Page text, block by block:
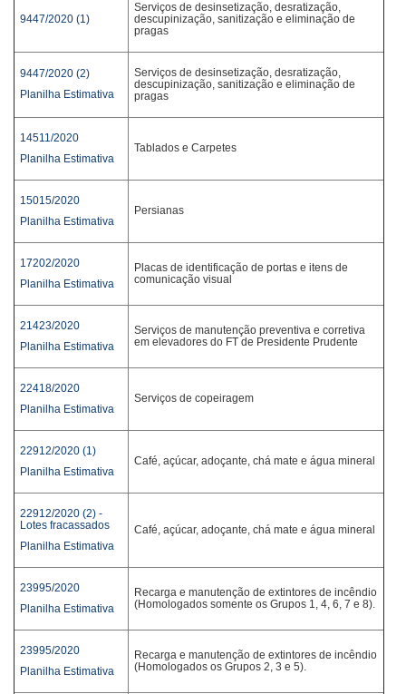
9447/2020 (1)
Serviços de desinsetização, desratização,
descupinização, sanitização e eliminação de
pragas
9447/2020 (2)
Planilha Estimativa
Serviços de desinsetização, desratização,
descupinização, sanitização e eliminação de
pragas
14511/2020
Planilha Estimativa
Tablados e Carpetes
15015/2020
Planilha Estimativa
Persianas
17202/2020
Planilha Estimativa
Placas de identificação de portas e itens de
comunicação visual
21423/2020
Planilha Estimativa
Serviços de manutenção preventiva e corretiva
em elevadores do FT de Presidente Prudente
22418/2020
Planilha Estimativa
Serviços de copeiragem
22912/2020 (1)
Planilha Estimativa
Café, açúcar, adoçante, chá mate e água mineral
22912/2020 (2) -
Lotes fracassados
Planilha Estimativa
Café, açúcar, adoçante, chá mate e água mineral
23995/2020
Planilha Estimativa
Recarga e manutenção de extintores de incêndio
(Homologados somente os Grupos 1, 4, 6, 7 e 8).
23995/2020
Planilha Estimativa
Recarga e manutenção de extintores de incêndio
(Homologados os Grupos 2, 3 e 5).